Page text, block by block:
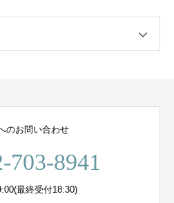
のお問い合わせ
703-8941
最終受付18:30)